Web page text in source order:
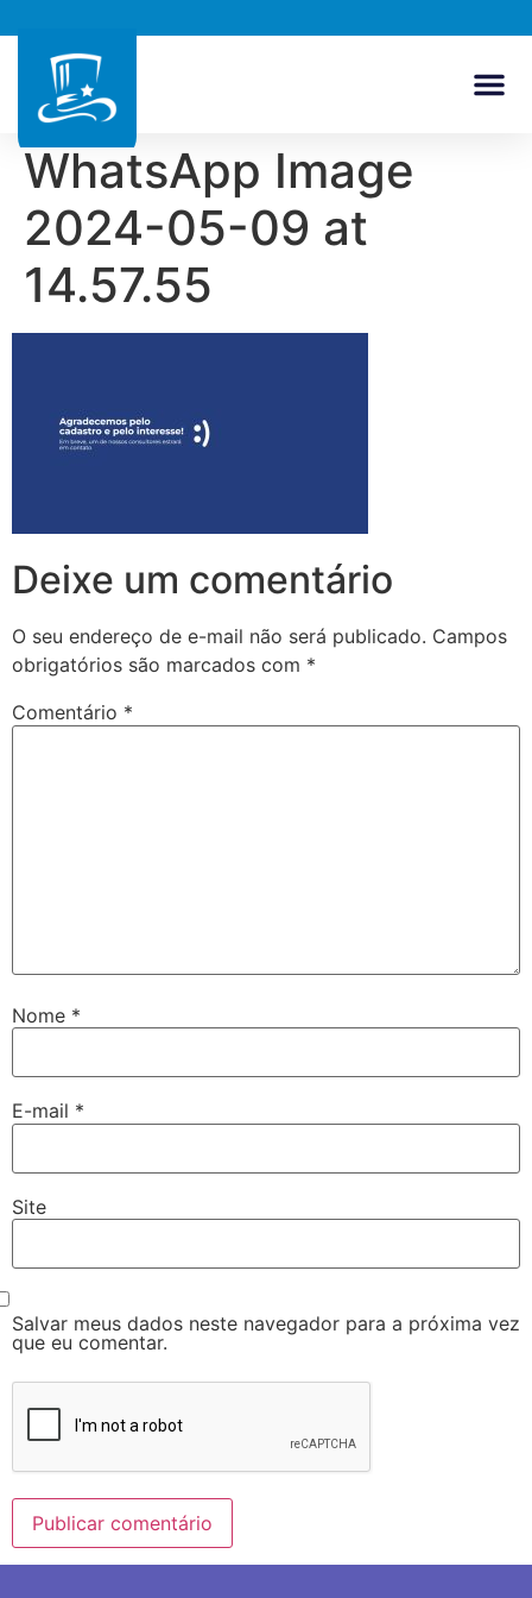
WhatsApp Image
2024-05-09 at
14.57.55
Deixe um comentário
O seu endereço de e-mail não será publicado. Campos
obrigatórios são marcados com *
Comentário *
Nome *
E-mail *
Site
Salvar meus dados neste navegador para a próxima vez
que eu comentar.